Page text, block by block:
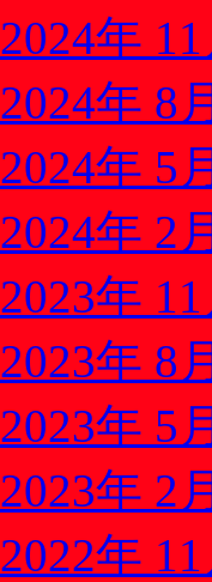
2024年 11
2024年 8月
2024年 5月
2024年 2月
2023年 11
2023年 8月
2023年 5月
2023年 2月
2022年 11